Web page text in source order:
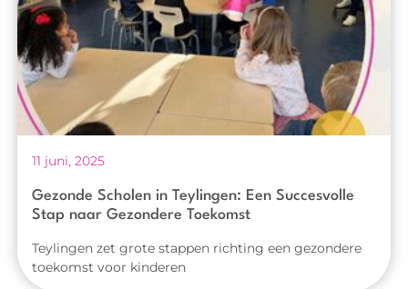
11 juni, 2025
Gezonde Scholen in Teylingen: Een Succesvolle
Stap naar Gezondere Toekomst
Teylingen zet grote stappen richting een gezondere
toekomst voor kinderen